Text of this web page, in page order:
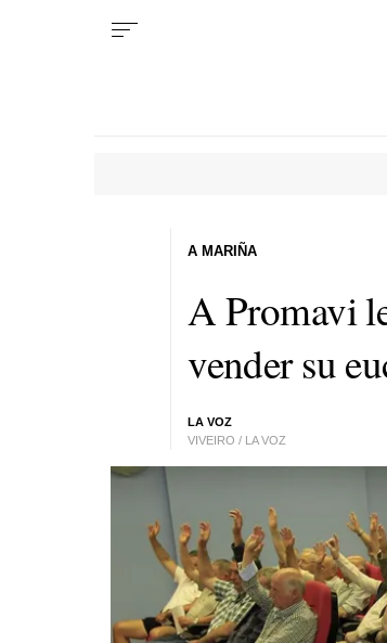
A Promavi
vender su
LA VOZ
VIVEIRO / LA VOZ
A MARIÑA